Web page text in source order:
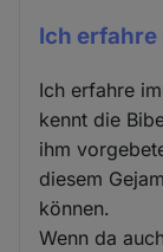
Ich erfahre
Ich erfahre
kennt die
ihm
diesem
können.
Wenn da